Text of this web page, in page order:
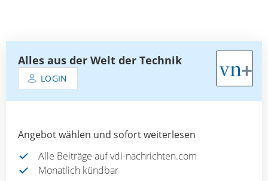
Alles aus der Welt der Technik
LOGIN
Angebot wählen und sofort weiterlesen
Alle Beiträge auf vdi-nachrichten.com
Monatlich kündbar